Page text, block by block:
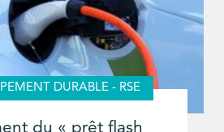
DURABLE - RSE
du « prêt flash